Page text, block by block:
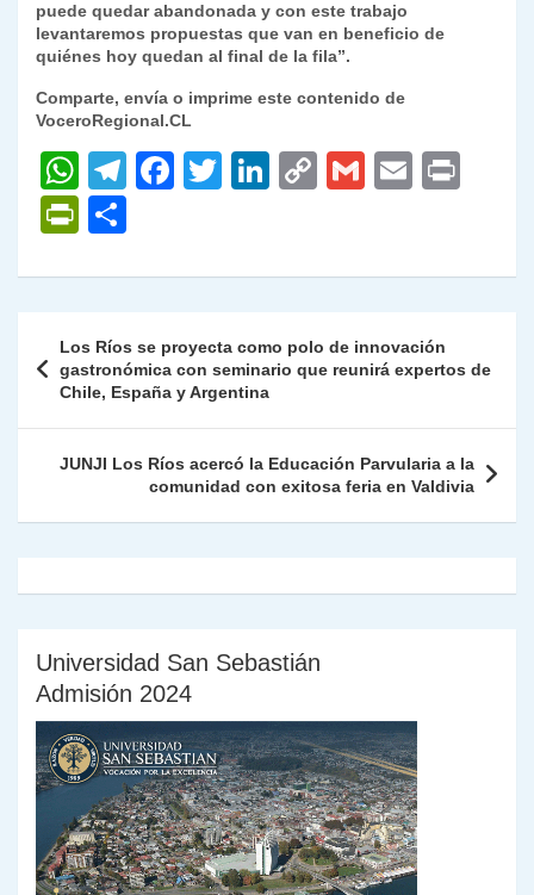
puede quedar abandonada y con este trabajo
levantaremos propuestas que van en beneficio de
quiénes hoy quedan al final de la fila”.
Comparte, envía o imprime este contenido de
VoceroRegional.CL
W
h
at
s
p
p
T
gr
m
F
e
o
o
k
T
er
Li
e
n
C
y
n
G
l
E
l
P
nt
Fr
ie
n
dl
y
m
ar
tir
de
entradas
Los Ríos se proyecta como polo de innovación
gastronómica con seminario que reunirá expertos de
Chile, España y Argentina
JUNJI Los Ríos acercó la Educación Parvularia a la
comunidad con exitosa feria en Valdivia
Universidad San Sebastián
Admisión 2024